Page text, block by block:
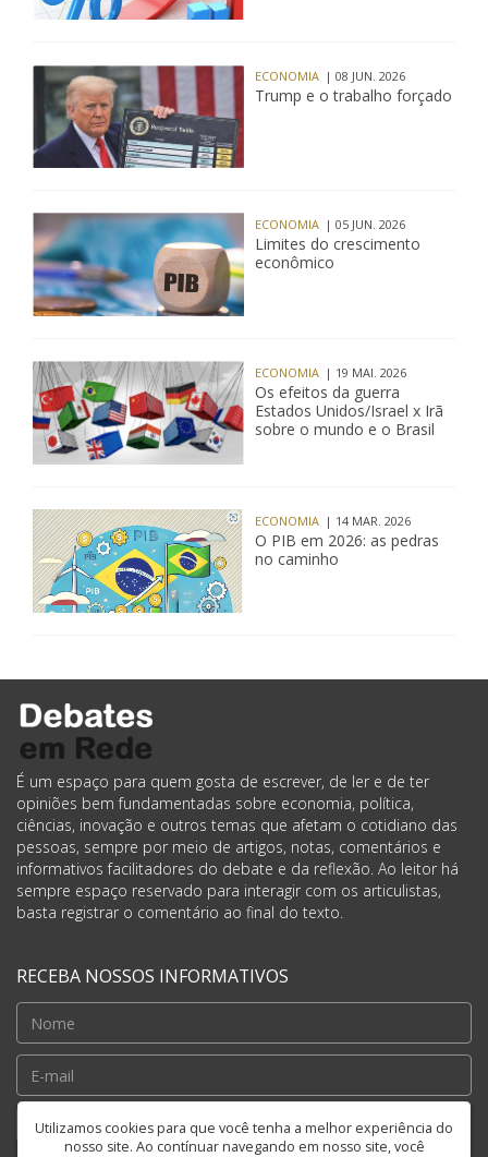
ECONOMIA | 08 JUN. 2026
Trump e o trabalho forçado
ECONOMIA | 05 JUN. 2026
Limites do crescimento
econômico
ECONOMIA | 19 MAI. 2026
Os efeitos da guerra
Estados Unidos/Israel x Irã
sobre o mundo e o Brasil
ECONOMIA | 14 MAR. 2026
O PIB em 2026: as pedras
no caminho
Utilizamos cookies para que você tenha a melhor experiência do
nosso site. Ao contínuar navegando em nosso site, você
É um espaço para quem gosta de escrever, de ler e de ter
opiniões bem fundamentadas sobre economia, política,
ciências, inovação e outros temas que afetam o cotidiano das
pessoas, sempre por meio de artigos, notas, comentários e
informativos facilitadores do debate e da reflexão. Ao leitor há
sempre espaço reservado para interagir com os articulistas,
basta registrar o comentário ao final do texto.
RECEBA NOSSOS INFORMATIVOS
Cadastrar